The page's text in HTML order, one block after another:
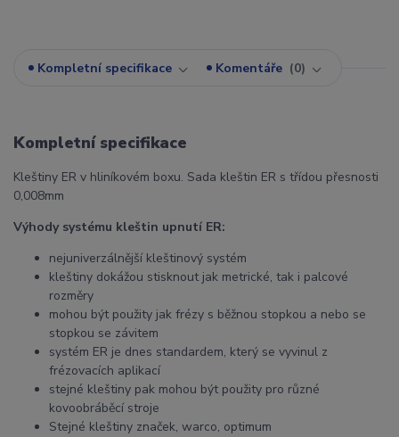
Kompletní specifikace Komentáře 0
Kompletní specifikace
Kleštiny ER v hliníkovém boxu. Sada kleštin ER s třídou přesnosti
0,008mm
Výhody systému kleštin upnutí ER:
nejuniverzálnější kleštinový systém
kleštiny dokážou stisknout jak metrické, tak i palcové
rozměry
mohou být použity jak frézy s běžnou stopkou a nebo se
stopkou se závitem
systém ER je dnes standardem, který se vyvinul z
frézovacích aplikací
stejné kleštiny pak mohou být použity pro různé
kovoobráběcí stroje
Stejné kleštiny značek, warco, optimum